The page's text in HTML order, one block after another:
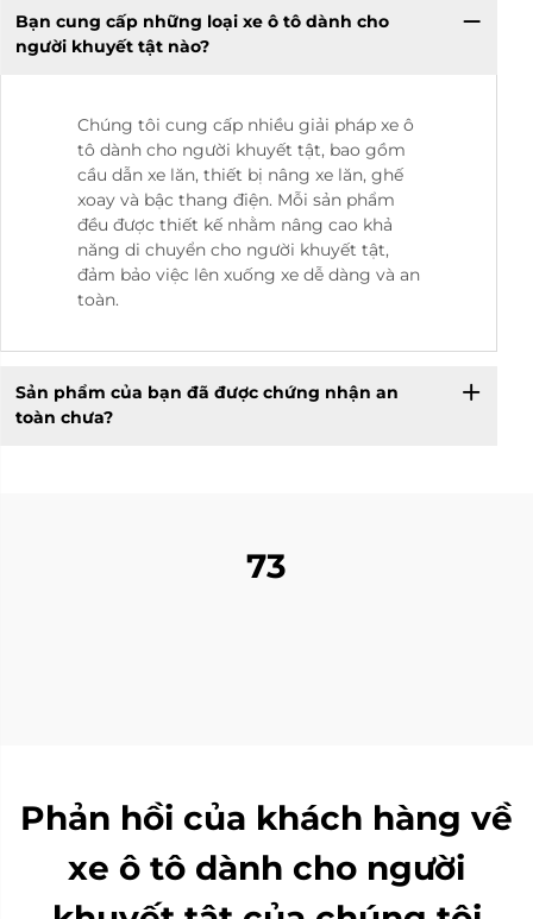
Bạn cung cấp những loại xe ô tô dành cho
người khuyết tật nào?
Chúng tôi cung cấp nhiều giải pháp xe ô
tô dành cho người khuyết tật, bao gồm
cầu dẫn xe lăn, thiết bị nâng xe lăn, ghế
xoay và bậc thang điện. Mỗi sản phẩm
đều được thiết kế nhằm nâng cao khả
năng di chuyển cho người khuyết tật,
đảm bảo việc lên xuống xe dễ dàng và an
toàn.
Sản phẩm của bạn đã được chứng nhận an
toàn chưa?
73
Phản hồi của khách hàng về
xe ô tô dành cho người